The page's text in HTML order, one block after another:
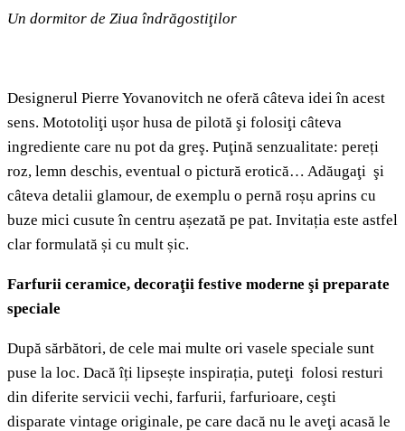
Un dormitor de Ziua îndrăgostiţilor
Designerul Pierre Yovanovitch ne oferă câteva idei în acest
sens. Mototoliţi ușor husa de pilotă şi folosiţi câteva
ingrediente care nu pot da greş. Puţină senzualitate: pereți
roz, lemn deschis, eventual o pictură erotică… Adăugaţi şi
câteva detalii glamour, de exemplu o pernă roșu aprins cu
buze mici cusute în centru așezată pe pat. Invitația este astfel
clar formulată și cu mult șic.
Farfurii ceramice, decoraţii festive moderne şi preparate
speciale
După sărbători, de cele mai multe ori vasele speciale sunt
puse la loc. Dacă îți lipsește inspirația, puteţi folosi resturi
din diferite servicii vechi, farfurii, farfurioare, ceşti
disparate vintage originale, pe care dacă nu le aveţi acasă le